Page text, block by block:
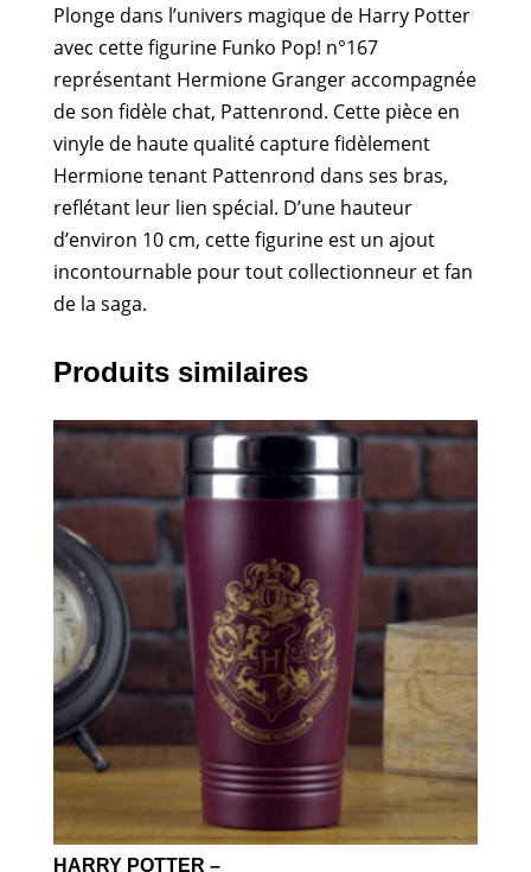
Plonge dans l’univers magique de Harry Potter
avec cette figurine Funko Pop! n°167
représentant Hermione Granger accompagnée
de son fidèle chat, Pattenrond. Cette pièce en
vinyle de haute qualité capture fidèlement
Hermione tenant Pattenrond dans ses bras,
reflétant leur lien spécial. D’une hauteur
d’environ 10 cm, cette figurine est un ajout
incontournable pour tout collectionneur et fan
de la saga.
Produits similaires
HARRY POTTER –